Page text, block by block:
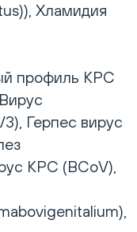
Хламидия
профиль КРС
Герпес вирус
КРС (BCoV),